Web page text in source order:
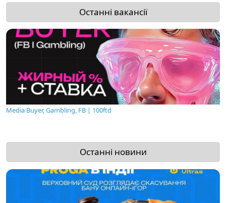
Останні вакансії
Media Buyer, Gambling, FB | 100ftd
Останні новини